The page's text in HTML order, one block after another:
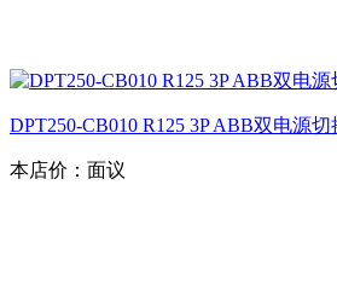
DPT250-CB010 R125 3P ABB双电源
本店价： 面议